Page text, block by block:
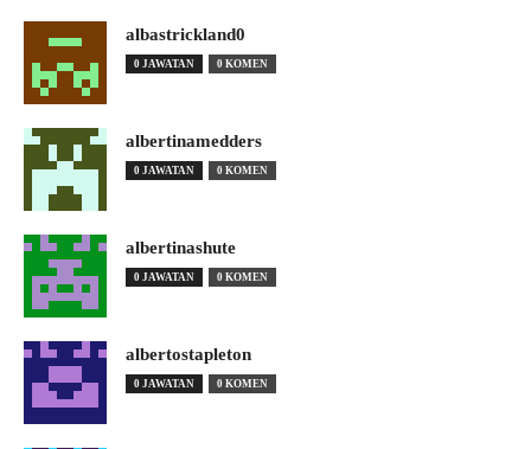
albastrickland0
0 JAWATAN 0 KOMEN
albertinamedders
0 JAWATAN 0 KOMEN
albertinashute
0 JAWATAN 0 KOMEN
albertostapleton
0 JAWATAN 0 KOMEN